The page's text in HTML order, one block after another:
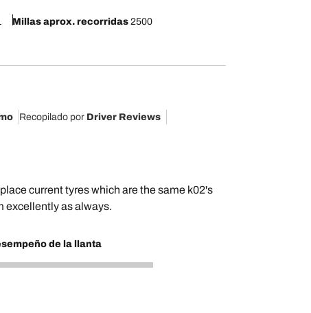
Millas aprox. recorridas2500
Recopilado por Driver Reviews
current tyres which are the same k02's
excellently as always.
de la llanta